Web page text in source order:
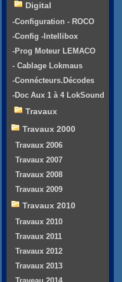
Digital
-Configuration - ROCO
-Config -Intellibox
-Prog Moteur LEMACO
- Cablage Lokmaus
-Connécteurs.Décodes
-Doc Aux 1 à 4 LokSound
Travaux
Travaux 2000
Travaux 2006
Travaux 2007
Travaux 2008
Travaux 2009
Travaux 2010
Travaux 2010
Travaux 2011
Travaux 2012
Travaux 2013